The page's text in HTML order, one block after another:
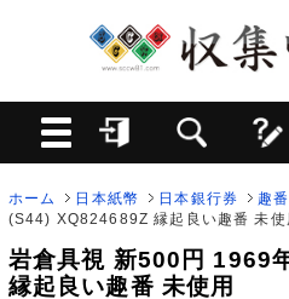
ホーム 日本紙幣 日本銀行券 趣番
(S44) XQ824689Z 縁起良い趣番 未使
岩倉具視 新500円 1969
縁起良い趣番 未使用